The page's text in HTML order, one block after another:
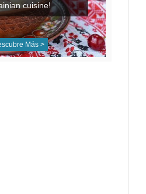
cuisine!
Más >